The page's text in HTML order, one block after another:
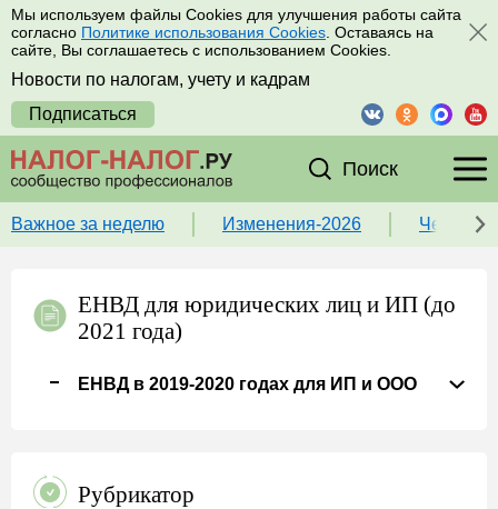
Мы используем файлы Cookies для улучшения работы сайта
согласно Политике использования Cookies . Оставаясь на
сайте, Вы соглашаетесь с использованием Cookies.
Новости по налогам, учету и кадрам
Подписаться
Поиск
Важное за неделю Изменения-2026 Чек-
ЕНВД для юридических лиц и ИП (до
2021 года)
ЕНВД в 2019-2020 годах для ИП и ООО
Рубрикатор